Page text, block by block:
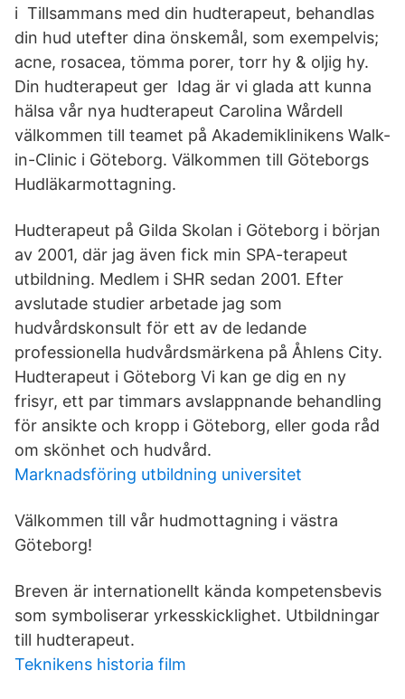
i Tillsammans med din hudterapeut, behandlas
din hud utefter dina önskemål, som exempelvis;
acne, rosacea, tömma porer, torr hy & oljig hy.
Din hudterapeut ger Idag är vi glada att kunna
hälsa vår nya hudterapeut Carolina Wårdell
välkommen till teamet på Akademiklinikens Walk-
in-Clinic i Göteborg. Välkommen till Göteborgs
Hudläkarmottagning.
Hudterapeut på Gilda Skolan i Göteborg i början
av 2001, där jag även fick min SPA-terapeut
utbildning. Medlem i SHR sedan 2001. Efter
avslutade studier arbetade jag som
hudvårdskonsult för ett av de ledande
professionella hudvårdsmärkena på Åhlens City.
Hudterapeut i Göteborg Vi kan ge dig en ny
frisyr, ett par timmars avslappnande behandling
för ansikte och kropp i Göteborg, eller goda råd
om skönhet och hudvård.
Marknadsföring utbildning universitet
Välkommen till vår hudmottagning i västra
Göteborg!
Breven är internationellt kända kompetensbevis
som symboliserar yrkesskicklighet. Utbildningar
till hudterapeut.
Teknikens historia film